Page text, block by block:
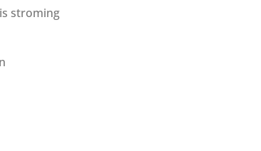
stroming